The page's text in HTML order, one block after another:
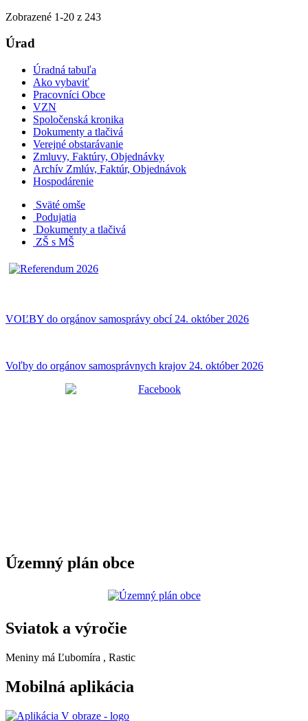
Zobrazené 1-20 z 243
Úrad
Úradná tabuľa
Ako vybaviť
Pracovníci Obce
VZN
Spoločenská kronika
Dokumenty a tlačivá
Verejné obstarávanie
Zmluvy, Faktúry, Objednávky
Archív Zmlúv, Faktúr, Objednávok
Hospodárenie
Sväté omše
Podujatia
Dokumenty a tlačivá
ZŠ s MŠ
VOĽBY do orgánov samosprávy obcí 24. október 2026
Voľby do orgánov samosprávnych krajov 24. október 2026
Územný plán obce
Sviatok a výročie
Meniny má Ľubomíra , Rastic
Mobilná aplikácia